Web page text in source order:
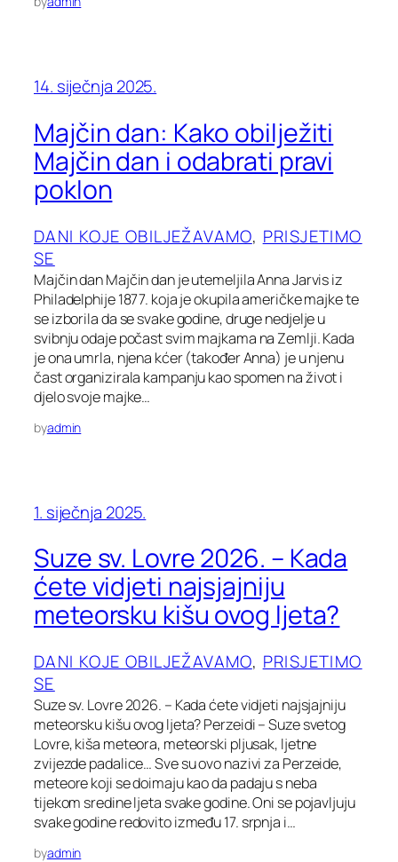
14. siječnja 2025.
Majčin dan: Kako obilježiti
Majčin dan i odabrati pravi
poklon
DANI KOJE OBILJEŽAVAMO, PRISJETIMO
SE
Majčin dan Majčin dan je utemeljila Anna Jarvis iz
Philadelphije 1877. koja je okupila američke majke te
se izborila da se svake godine, druge nedjelje u
svibnju odaje počast svim majkama na Zemlji. Kada
je ona umrla, njena kćer (također Anna) je u njenu
čast organizirala kampanju kao spomen na život i
djelo svoje majke…
byadmin
1. siječnja 2025.
Suze sv. Lovre 2026. – Kada
ćete vidjeti najsjajniju
meteorsku kišu ovog ljeta?
DANI KOJE OBILJEŽAVAMO, PRISJETIMO
SE
Suze sv. Lovre 2026. – Kada ćete vidjeti najsjajniju
meteorsku kišu ovog ljeta? Perzeidi – Suze svetog
Lovre, kiša meteora, meteorski pljusak, ljetne
zvijezde padalice… Sve su ovo nazivi za Perzeide,
meteore koji se doimaju kao da padaju s neba
tijekom sredine ljeta svake godine. Oni se pojavljuju
svake godine redovito između 17. srpnja i…
byadmin